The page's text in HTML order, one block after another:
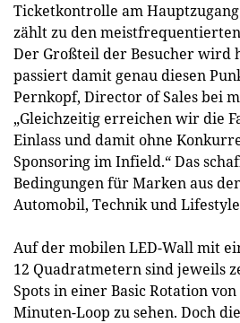
Ticketkontrolle am
zählt zu den meistfrequentierten
Der Großteil der Besucher wird
passiert damit genau diesen
Pernkopf, Director of Sales bei
„Gleichzeitig erreichen wir die
Einlass und damit ohne
Sponsoring im Infield.“ Das
Bedingungen für Marken aus
Automobil, Technik und
Auf der mobilen LED-Wall mit
12 Quadratmetern sind jeweils
Spots in einer Basic Rotation
Minuten-Loop zu sehen. Doch